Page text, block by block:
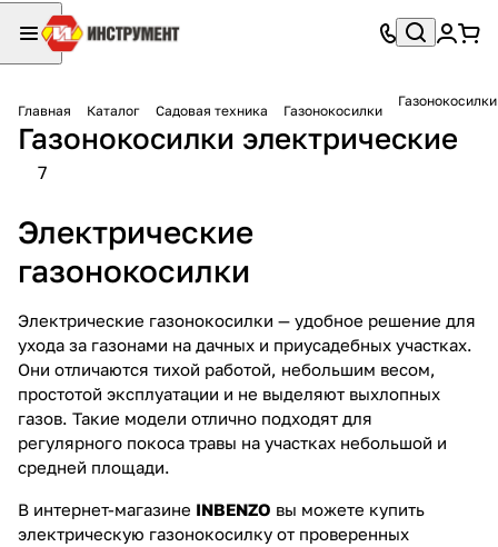
Главная Каталог Садовая техника Газонокосилки
Газонокосилки электрические
7
Электрические
газонокосилки
Электрические газонокосилки — удобное решение для
ухода за газонами на дачных и приусадебных участках.
Они отличаются тихой работой, небольшим весом,
простотой эксплуатации и не выделяют выхлопных
газов. Такие модели отлично подходят для
регулярного покоса травы на участках небольшой и
средней площади.
В интернет-магазине INBENZO вы можете купить
электрическую газонокосилку от проверенных